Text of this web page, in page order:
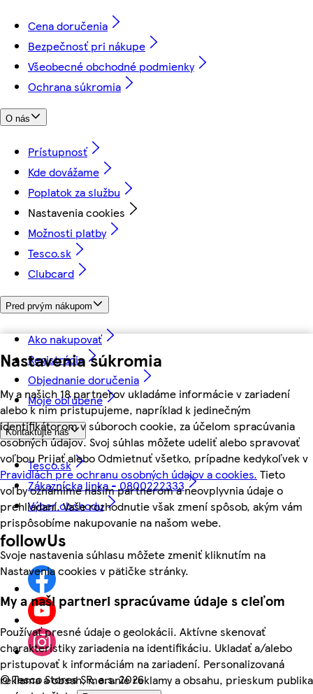
Nastavenia súkromia
My a našich 18 partnerov ukladáme informácie v zariadení
alebo k nim pristupujeme, napríklad k jedinečným
identifikátorom v súboroch cookie, za účelom spracúvania
osobných údajov. Svoj súhlas môžete udeliť alebo spravovať
voľbou Prijať alebo Odmietnuť všetko, prípadne kedykoľvek v
Pravidlách pre ochranu osobných údajov a cookies. Tieto
voľby oznámime našim partnerom a neovplyvnia údaje o
prehliadaní. Vaše rozhodnutie však zmení spôsob, akým vám
prispôsobíme nakupovanie na našom webe.
Svoje nastavenia súhlasu môžete zmeniť kliknutím na
Nastavenia cookies v pätičke stránky.
My a naši partneri spracúvame údaje s cieľom
Používať presné údaje o geolokácii. Aktívne skenovať
charakteristiky zariadenia na identifikáciu. Ukladať a/alebo
pristupovať k informáciám na zariadení. Personalizovaná
reklama a obsah, meranie reklamy a obsahu, prieskum publika
Cena doručenia
Bezpečnosť pri nákupe
Všeobecné obchodné podmienky
Ochrana súkromia
O nás
Prístupnosť
Kde dovážame
Poplatok za službu
Nastavenia cookies
Možnosti platby
Tesco.sk
Clubcard
Pred prvým nákupom
Ako nakupovať
Registrácia
Objednanie doručenia
Moje obľúbené
Kontaktujte nás
Tesco.sk
Zákaznícka linka - 0800222333
Výber obchodu
followUs
©Tesco Stores SR, a.s. 2026